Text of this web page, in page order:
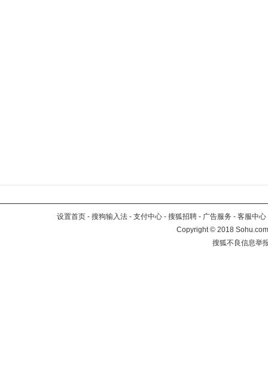
设置首页 - 搜狗输入法 - 支付中心 - 搜狐招聘 - 广告服务 - 客服中心
Copyright©2018
搜狐不良信息举